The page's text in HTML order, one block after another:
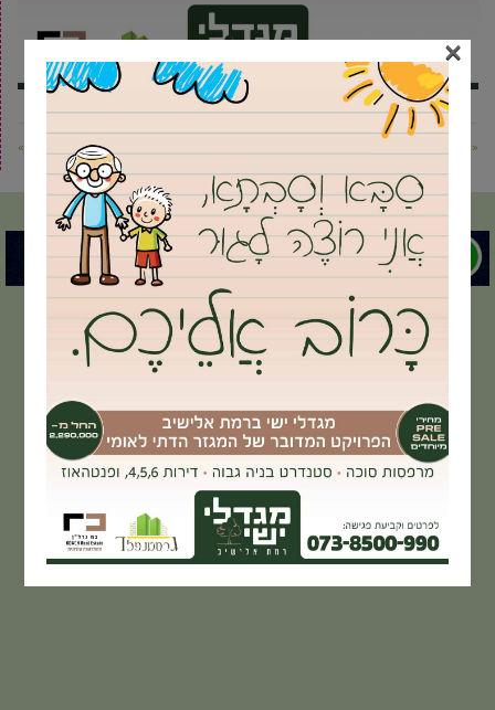
« פוסט קודם פוסט הבא »
×